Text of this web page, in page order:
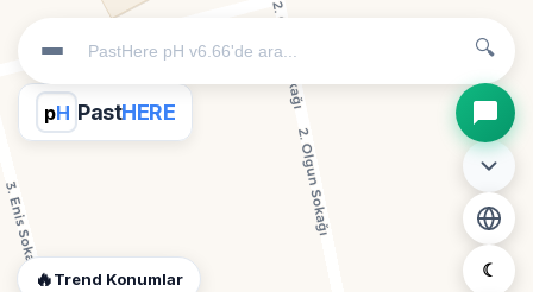
pH PastHERE
🔥Trend Konumlar
🔍
☾